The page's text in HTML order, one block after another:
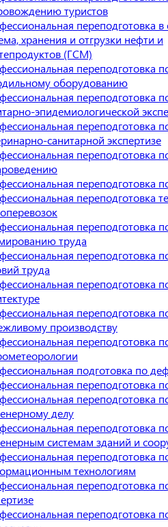
туристов
переподготовка в
хранения и отгрузки нефти и
(ГСМ)
переподготовка
оборудованию
переподготовка
эпидемиологической
переподготовка
санитарной экспертизе
переподготовка
переподготовка
переподготовка
переподготовка
труда
переподготовка
труда
переподготовка
переподготовка
производству
переподготовка
подготовка по
переподготовка
переподготовка
делу
переподготовка
системам зданий и
переподготовка
технологиям
переподготовка
переподготовка